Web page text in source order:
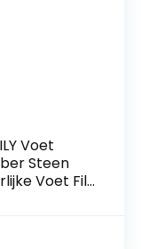
Voet
Steen
Voet File
En